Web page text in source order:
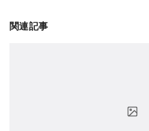
関連記事